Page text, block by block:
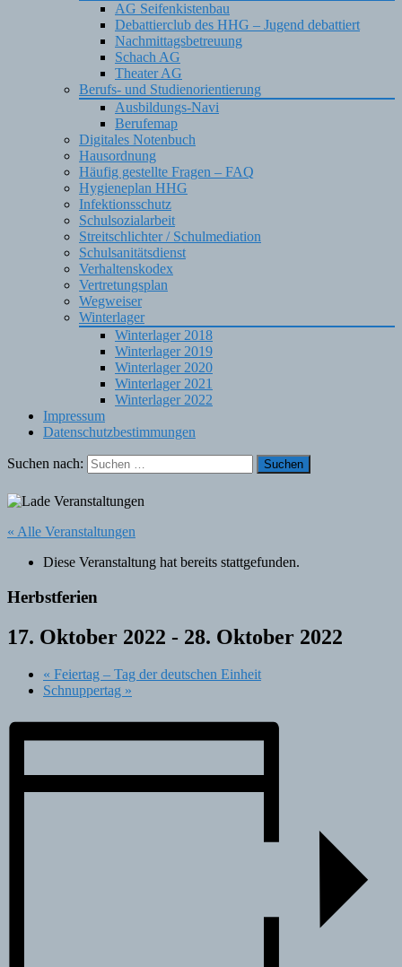
AG Seifenkistenbau
Debattierclub des HHG – Jugend debattiert
Nachmittagsbetreuung
Schach AG
Theater AG
Berufs- und Studienorientierung
Ausbildungs-Navi
Berufemap
Digitales Notenbuch
Hausordnung
Häufig gestellte Fragen – FAQ
Hygieneplan HHG
Infektionsschutz
Schulsozialarbeit
Streitschlichter / Schulmediation
Schulsanitätsdienst
Verhaltenskodex
Vertretungsplan
Wegweiser
Winterlager
Winterlager 2018
Winterlager 2019
Winterlager 2020
Winterlager 2021
Winterlager 2022
Impressum
Datenschutzbestimmungen
Suchen nach:
« Alle Veranstaltungen
Diese Veranstaltung hat bereits stattgefunden.
Herbstferien
17. Oktober 2022 - 28. Oktober 2022
« Feiertag – Tag der deutschen Einheit
Schnuppertag »